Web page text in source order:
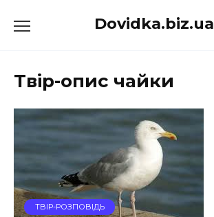
до
Dovidka.biz.ua
Твір-опис чайки
ТВІР-РОЗПОВІДЬ